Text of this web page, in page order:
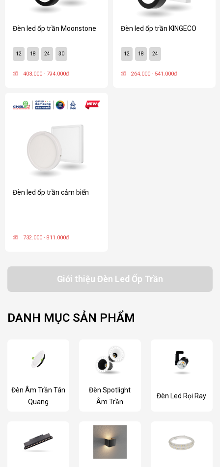
Đèn led ốp trần Moonstone
12 18 24 30
403.000 - 794.000đ
Đèn led ốp trần KINGECO
12 18 24
264.000 - 541.000đ
Đèn led ốp trần cảm biến
732.000 - 811.000đ
Giới thiệu Đèn Led Ốp Trần
DANH MỤC SẢN PHẨM
Đèn Âm Trần Tán
Quang
Đèn Spotlight
Âm Trần
Đèn Led Rọi Ray